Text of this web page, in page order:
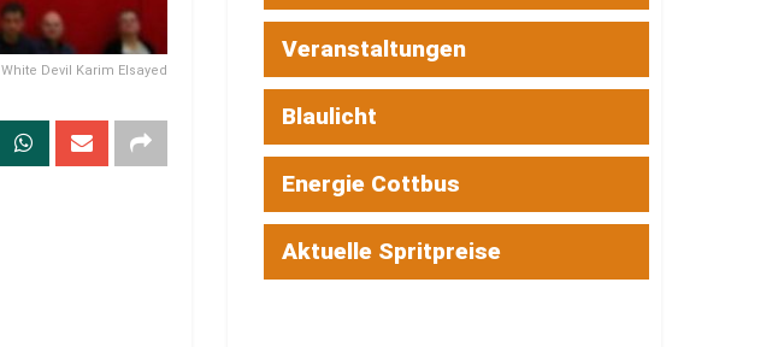
White Devil Karim Elsayed
Veranstaltungen
Blaulicht
Energie Cottbus
Aktuelle Spritpreise